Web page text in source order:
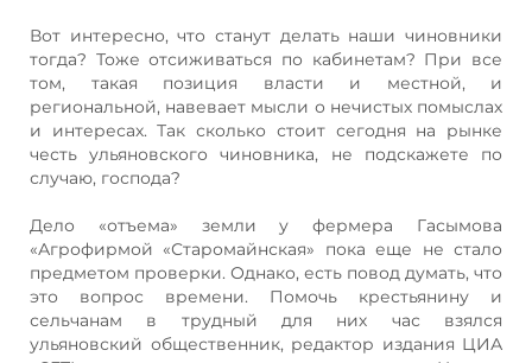
Вот интересно, что станут делать наши чиновники
тогда? Тоже отсиживаться по кабинетам? При все
том, такая позиция власти и местной, и
региональной, навевает мысли о нечистых помыслах
и интересах. Так сколько стоит сегодня на рынке
честь ульяновского чиновника, не подскажете по
случаю, господа?
Дело «отъема» земли у фермера Гасымова
«Агрофирмой «Старомайнская» пока еще не стало
предметом проверки. Однако, есть повод думать, что
это вопрос времени. Помочь крестьянину и
сельчанам в трудный для них час взялся
ульяновский общественник, редактор издания ЦИА